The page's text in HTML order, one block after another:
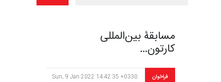
مسابقۀ بین‌المللی
کارتون…
فراخوان Sun, 9 Jan 2022 14:42:35 +0330